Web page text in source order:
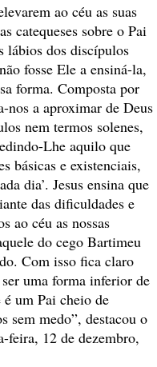
ao céu as suas
catequeses sobre o Pai
lábios dos discípulos
fosse Ele a ensiná-la,
forma. Composta por
nos a aproximar de Deus
nem termos solenes,
Lhe aquilo que
básicas e existenciais,
dia’. Jesus ensina que
das dificuldades e
ao céu as nossas
do cego Bartimeu
Com isso fica claro
uma forma inferior de
um Pai cheio de
sem medo”, destacou o
feira, 12 de dezembro,